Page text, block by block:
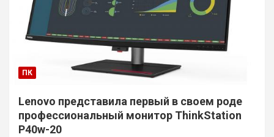
ПК
Lenovo представила первый в своем роде
профессиональный монитор ThinkStation
P40w-20